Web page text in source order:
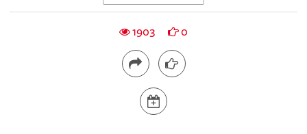
1903 0